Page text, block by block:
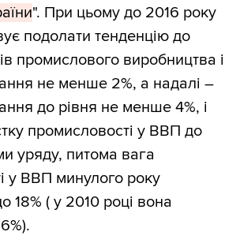
". При цьому до 2016 року
подолати тенденцію до
промислового виробництва і
не менше 2%, а надалі –
до рівня не менше 4%, і
промисловості у ВВП до
уряду, питома вага
у ВВП минулого року
18% ( у 2010 році вона